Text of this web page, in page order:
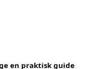
en praktisk guide